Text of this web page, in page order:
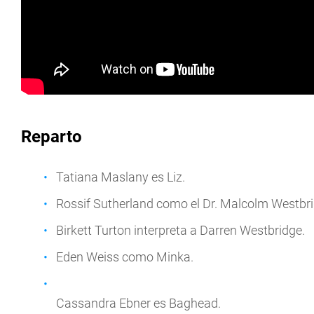
Reparto
Tatiana Maslany es Liz.
Rossif Sutherland como el Dr. Malcolm
Birkett Turton interpreta a Darren Westbridge.
Eden Weiss como Minka.
Cassandra Ebner es Baghead.